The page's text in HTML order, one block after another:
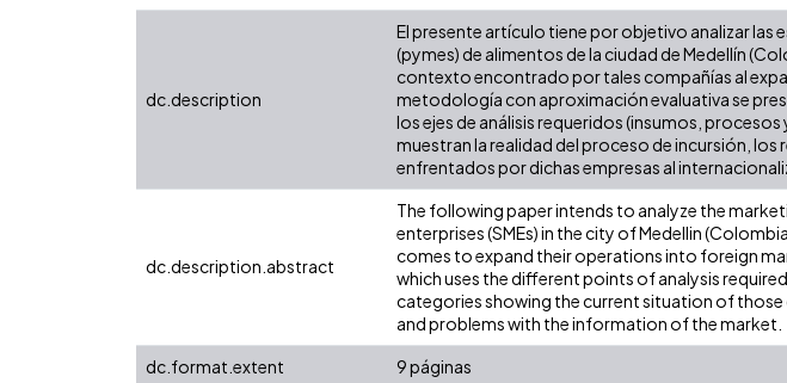
dc.description
El presente artículo tiene por objetivo analizar las
(pymes) de alimentos de la ciudad de Medellín
contexto encontrado por tales compañías al
metodología con aproximación evaluativa se
los ejes de análisis requeridos (insumos,
muestran la realidad del proceso de incursión,
enfrentados por dichas empresas al
dc.description.abstract
The following paper intends to analyze the
enterprises (SMEs) in the city of Medellin
comes to expand their operations into foreign
which uses the different points of analysis
categories showing the current situation of those
and problems with the information of the market.
dc.format.extent 9 páginas